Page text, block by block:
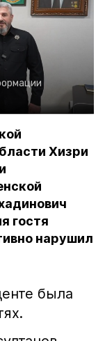
Хизри
гостя
нарушил
была